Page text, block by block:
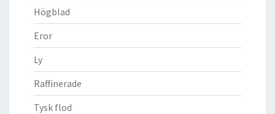
Högblad
Eror
Ly
Raffinerade
Tysk flod